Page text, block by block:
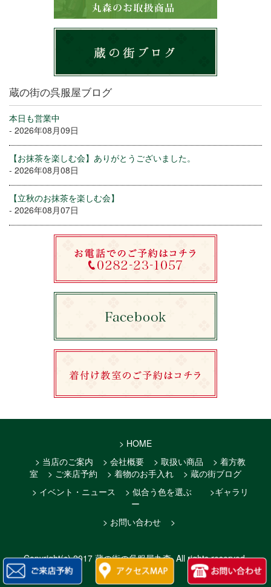
蔵の街の呉服屋ブログ
本日も営業中
- 2026年08月09日
【お抹茶を楽しむ会】ありがとうございました。
- 2026年08月08日
【立秋のお抹茶を楽しむ会】
- 2026年08月07日
> HOME
> 当店のご案内
> 会社概要 > 取扱い商品
> 着方教
室
> ご来店予約 > 着物のお手入れ
> 蔵の街ブログ
> イベント・ニュース
> 似合う色を選ぶ
>ギャラリ
ー
> お問い合わせ
>
Copyright(c)2017 蔵の街の呉服屋丸森. All rights reserved.